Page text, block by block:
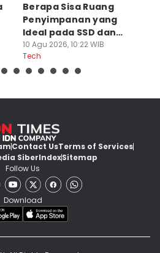
Berapa Sisa Ruang
Penyimpanan yang
Ideal pada SSD dan
HDD?
10 Agu 2026, 10:22 WIB
Tech
Contact UsTerms of Services
SiberIndexSitemap
Follow Us
Download